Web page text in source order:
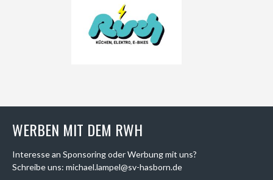
WERBEN MIT DEM RWH
Interesse an Sponsoring oder Werbung mit uns?
Schreibe uns: michael.lampel@sv-hasborn.de